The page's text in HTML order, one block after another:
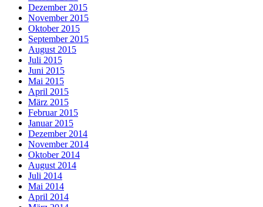
Dezember 2015
November 2015
Oktober 2015
September 2015
August 2015
Juli 2015
Juni 2015
Mai 2015
April 2015
März 2015
Februar 2015
Januar 2015
Dezember 2014
November 2014
Oktober 2014
August 2014
Juli 2014
Mai 2014
April 2014